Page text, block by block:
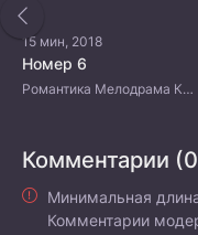
15 мин, 2018
Номер 6
Романтика Мелодрама Корейские дорамы
Комментарии
Минимальная
Комментарии